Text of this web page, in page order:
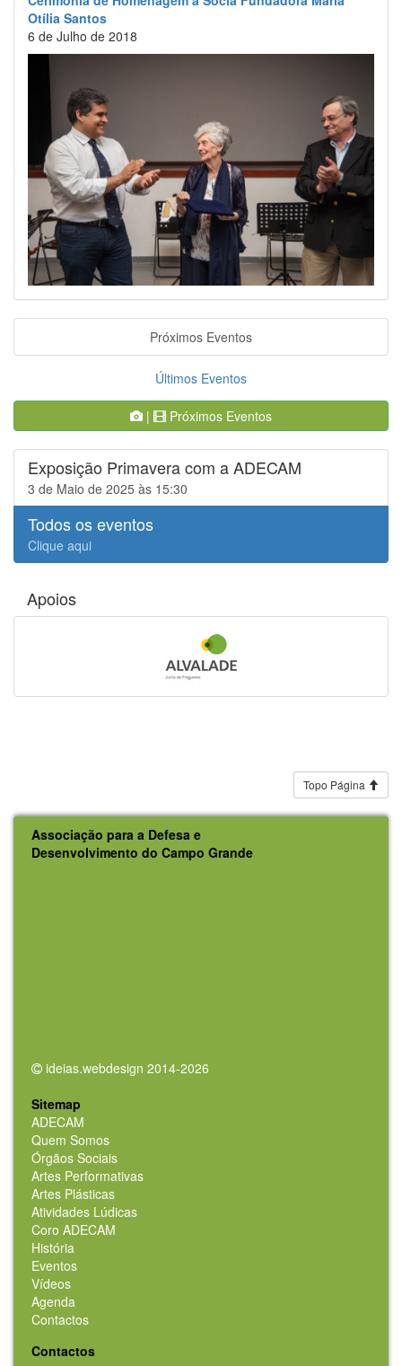
Otília Santos
6 de Julho de 2018
Próximos Eventos
Últimos Eventos
| Próximos Eventos
Exposição Primavera com a ADECAM
3 de Maio de 2025 às 15:30
Todos os eventos
Clique aqui
Apoios
Topo Página
Associação para a Defesa e
Desenvolvimento do Campo Grande
ideias.webdesign 2014-2026
Sitemap
ADECAM
Quem Somos
Órgãos Sociais
Artes Performativas
Artes Plásticas
Atividades Lúdicas
Coro ADECAM
História
Eventos
Vídeos
Agenda
Contactos
Contactos